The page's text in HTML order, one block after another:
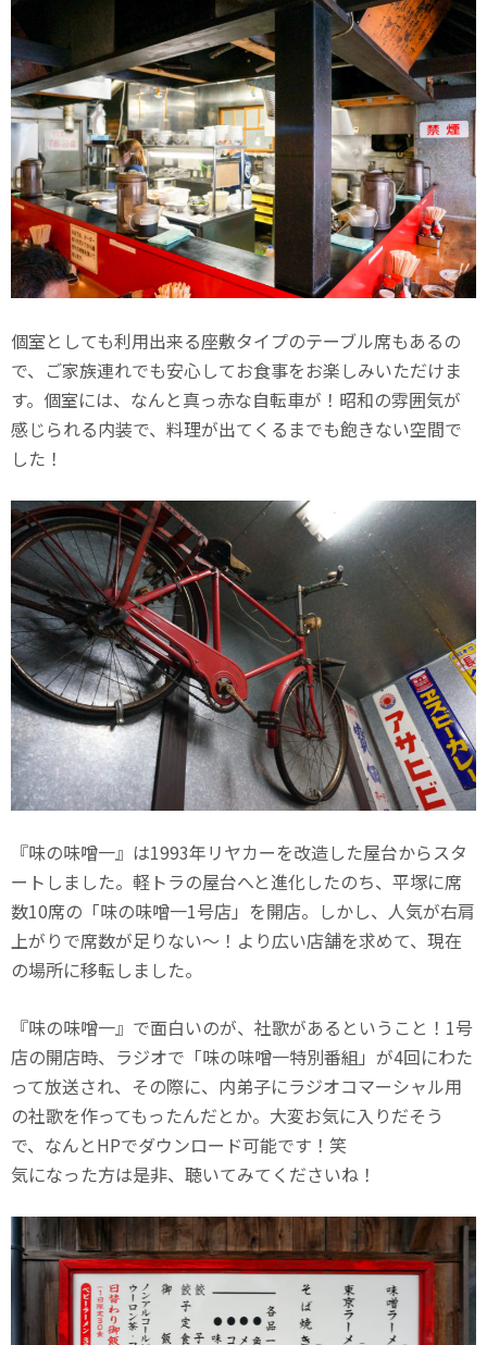
個室としても利用出来る座敷タイプのテーブル席もあるの
で、ご家族連れでも安心してお食事をお楽しみいただけま
す。個室には、なんと真っ赤な自転車が！昭和の雰囲気が
感じられる内装で、料理が出てくるまでも飽きない空間で
した！
『味の味噌一』は1993年リヤカーを改造した屋台からスタ
ートしました。軽トラの屋台へと進化したのち、平塚に席
数10席の「味の味噌一1号店」を開店。しかし、人気が右肩
上がりで席数が足りない〜！より広い店舗を求めて、現在
の場所に移転しました。
『味の味噌一』で面白いのが、社歌があるということ！1号
店の開店時、ラジオで「味の味噌一特別番組」が4回にわた
って放送され、その際に、内弟子にラジオコマーシャル用
の社歌を作ってもったんだとか。大変お気に入りだそう
で、なんとHPでダウンロード可能です！笑
気になった方は是非、聴いてみてくださいね！